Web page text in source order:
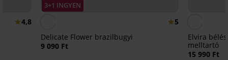
4,8
3+1 INGYEN
5
Delicate Flower brazilbugyi
9 090 Ft
Elvira
melltartó
15 990 Ft